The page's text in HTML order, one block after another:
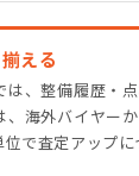
える
は、整備履歴・
、海外バイヤー
で査定アップに